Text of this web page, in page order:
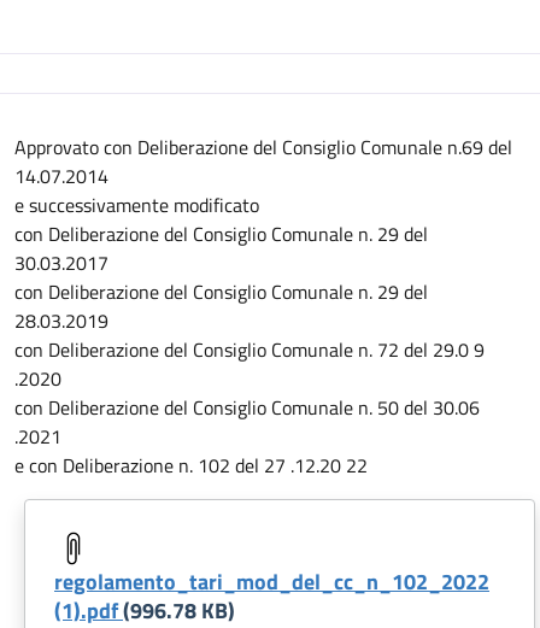
Descrizione
Approvato con Deliberazione del Consiglio Comunale n.69 del
14.07.2014
e successivamente modificato
con Deliberazione del Consiglio Comunale n. 29 del
30.03.2017
con Deliberazione del Consiglio Comunale n. 29 del
28.03.2019
con Deliberazione del Consiglio Comunale n. 72 del 29.0 9
.2020
con Deliberazione del Consiglio Comunale n. 50 del 30.06
.2021
e con Deliberazione n. 102 del 27 .12.20 22
regolamento_tari_mod_del_cc_n_102_2022
(1).pdf(996.78 KB)